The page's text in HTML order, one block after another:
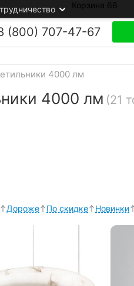
Корзина 68
(800) 707-47-67
4000 лм
4000 лм (21
Дороже По скидке Новинки